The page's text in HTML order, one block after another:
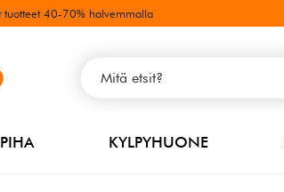
tuotteet 40-70% halvemmalla
PIHA KYLPYHUONE